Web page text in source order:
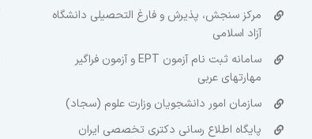
مرکز سنجش، پذیرش و فارغ التحصیلی دانشگاه
آزاد اسلامی
سامانه ثبت نام آزمون EPT و آزمون فراگیر
مهارتهای عربی
سازمان امور دانشجویان وزارت علوم (سجاد)
پایگاه اطلاع رسانی دکتری تخصصی ایران